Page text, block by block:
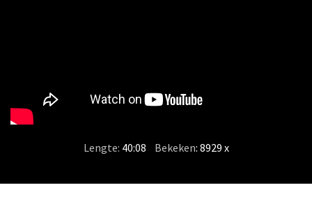
Lengte: 40:08 Bekeken: 8929 x